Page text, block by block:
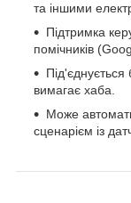
та іншими
Підтримка
помічників
вимагає хаба.
Може
сценарієм із